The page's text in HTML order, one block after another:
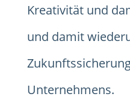
Kreativität und
und damit
Unternehmens.